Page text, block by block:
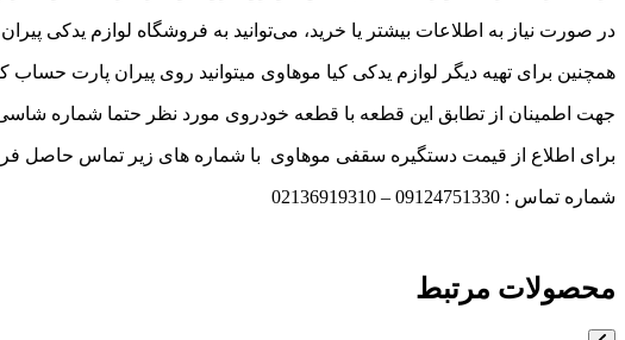
در صورت نیاز به اطلاعات بیشتر یا خرید، می‌توانید به فروشگاه لوازم یدکی
همچنین برای تهیه دیگر لوازم یدکی کیا موهاوی میتوانید روی پیران پارت حساب
جهت اطمینان از تطابق این قطعه با قطعه خودروی مورد نظر حتما شماره شاسی
برای اطلاع از قیمت دستگیره سقفی موهاوی با شماره های زیر تماس حاصل
شماره تماس : 09124751330 – 02136919310
محصولات مرتبط